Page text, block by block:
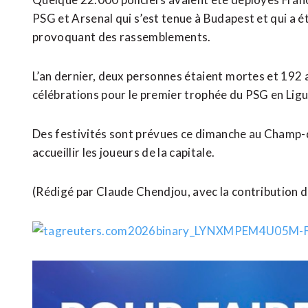
PSG et Arsenal qui s’est tenue à Budapest et qui a
provoquant des rassemblements.
L’an dernier, deux personnes étaient ⁠mortes et
célébrations pour le premier trophée du PSG en
Des festivités sont prévues ce dimanche au
accueillir les joueurs de la capitale.
(Rédigé par Claude Chendjou, avec ​la contribution